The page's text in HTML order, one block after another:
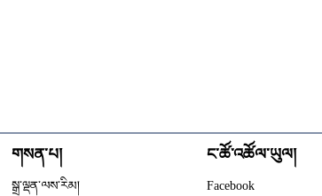
གསན་པ།
སྒྲ་ལྡན་ལས་རིམ།
ང་ཚོ་འཚོལ་ཡུལ།
Facebook